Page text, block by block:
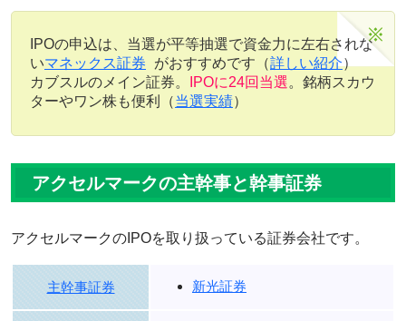
IPOの申込は、当選が平等抽選で資金力に左右されな
いマネックス証券 がおすすめです（詳しい紹介）
カブスルのメイン証券。
IPOに24回当選。銘柄スカウ
ターやワン株も便利（当選実績）
アクセルマークの主幹事と幹事証券
アクセルマークのIPOを取り扱っている証券会社です。
主幹事証券 新光証券